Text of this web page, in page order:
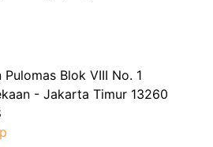
Blok VIII No. 1
- Jakarta Timur 13260